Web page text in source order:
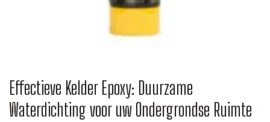
Effectieve Kelder Epoxy: Duurzame
Waterdichting voor uw Ondergrondse Ruimte